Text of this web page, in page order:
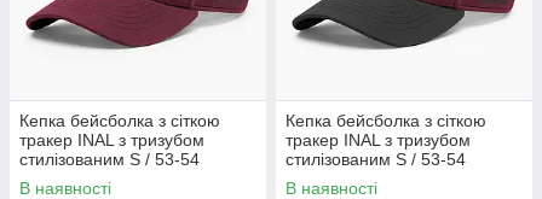
Кепка бейсболка з сіткою
тракер INAL з тризубом
стилізованим S / 53-54
Бордовий 84553
В наявності
Кепка бейсболка з сіткою
тракер INAL з тризубом
стилізованим S / 53-54
Бордовий/ Чорний 84253
В наявності